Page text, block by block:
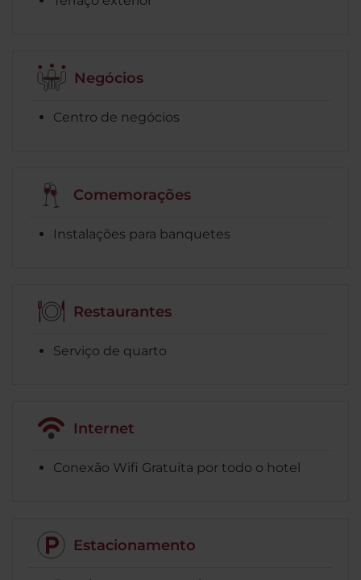
Negócios
Centro de negócios
Comemorações
Instalações para banquetes
Restaurantes
Serviço de quarto
Internet
Conexão Wifi Gratuita por todo o hotel
Estacionamento